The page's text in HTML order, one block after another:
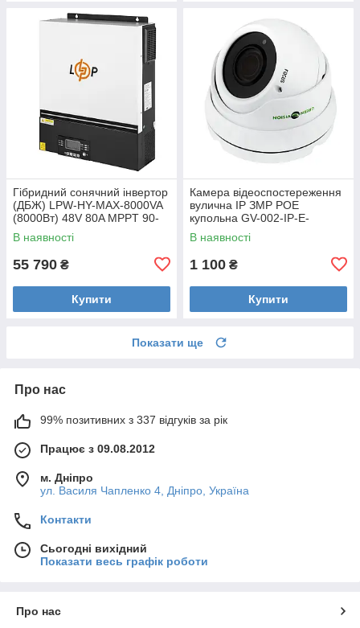
Гібридний сонячний інвертор
(ДБЖ) LPW-HY-MAX-8000VA
(8000Вт) 48V 80A MPPT 90-
450V Уцінка
В наявності
55 790 ₴
Купити
Камера відеоспостереження
вулична IP ЗMP POE
купольна GV-002-IP-E-
DOS24V-30 Уцінка
В наявності
1 100 ₴
Купити
Показати ще
Про нас
99% позитивних з 337 відгуків за рік
Працює з 09.08.2012
м. Дніпро
ул. Василя Чапленко 4, Дніпро, Україна
Контакти
Сьогодні вихідний
Показати весь графік роботи
Про нас